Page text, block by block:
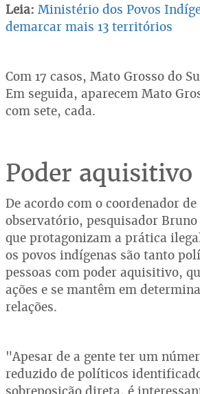
Leia: Ministério dos Povos
demarcar mais 13 territórios
Com 17 casos, Mato Grosso do
Em seguida, aparecem Mato
com sete, cada.
Poder aquisitivo
De acordo com o coordenador
observatório, pesquisador
que protagonizam a prática
os povos indígenas são tanto
pessoas com poder aquisitivo,
ações e se mantêm em
relações.
"Apesar de a gente ter um
reduzido de políticos
sobreposição direta, é